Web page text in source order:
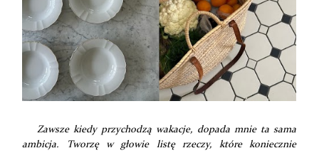
Zawsze kiedy przychodzą wakacje, dopada mnie ta sama
ambicja. Tworzę w głowie listę rzeczy, które koniecznie